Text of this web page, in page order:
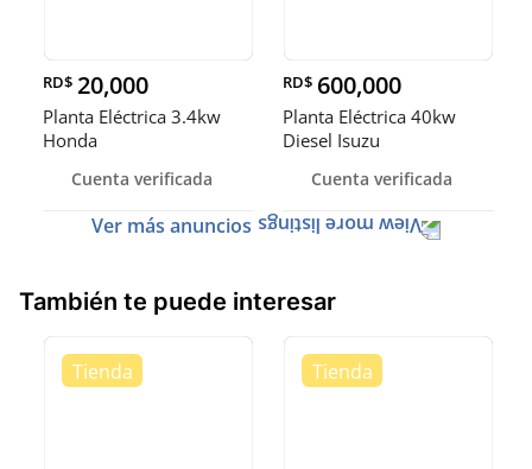
RD$ 20,000
Planta Eléctrica 3.4kw
Honda
Cuenta verificada
RD$ 600,000
Planta Eléctrica 40kw
Diesel Isuzu
Cuenta verificada
Ver más anuncios
También te puede interesar